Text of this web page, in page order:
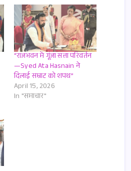
“राजभवन में गूंजा सत्ता परिवर्तन
—Syed Ata Hasnain ने
दिलाई सम्राट को शपथ”
April 15, 2026
In "समाचार"